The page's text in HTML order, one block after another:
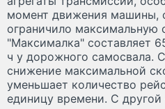
момент движения машины,
ограничило максимальную
"Максималка" составляет
ч у дорожного самосвала.
снижение максимальной
уменьшает количество
единицу времени. С другой